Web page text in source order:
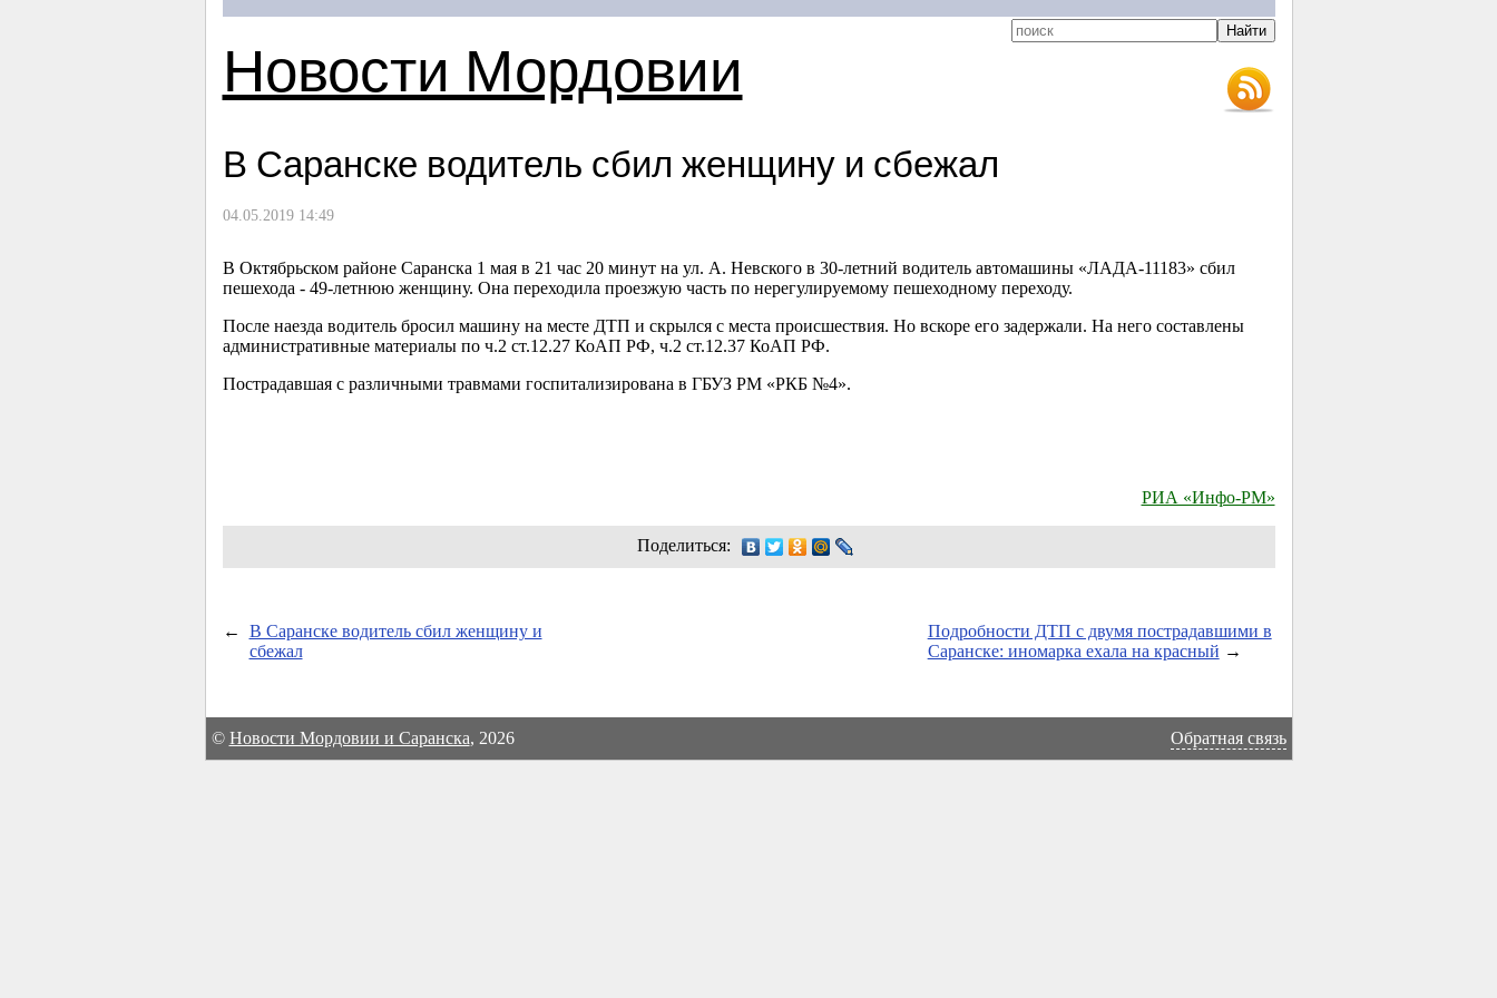
Новости Мордовии
В Саранске водитель сбил женщину и сбежал
04.05.2019 14:49
В Октябрьском районе Саранска 1 мая в 21 час 20 минут на ул. А. Невского в 30-летний водитель автомашины «ЛАДА-11183» сбил
пешехода - 49-летнюю женщину. Она переходила проезжую часть по нерегулируемому пешеходному переходу.
После наезда водитель бросил машину на месте ДТП и скрылся с места происшествия. Но вскоре его задержали. На него составлены
административные материалы по ч.2 ст.12.27 КоАП РФ, ч.2 ст.12.37 КоАП РФ.
Пострадавшая с различными травмами госпитализирована в ГБУЗ РМ «РКБ №4».
РИА «Инфо-РМ»
Поделиться:
←
В Саранске водитель сбил женщину и
сбежал
Подробности ДТП с двумя пострадавшими в
Саранске: иномарка ехала на красный →
© Новости Мордовии и Саранска, 2026 Обратная связь